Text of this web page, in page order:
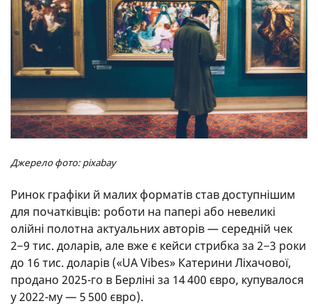
Джерело фото: pixabay
Ринок графіки й малих форматів став доступнішим
для початківців: роботи на папері або невеликі
олійні полотна актуальних авторів — середній чек
2−9 тис. доларів, але вже є кейси стрибка за 2−3 роки
до 16 тис. доларів («UA Vibes» Катерини Ліхачової,
продано 2025-го в Берліні за 14 400 євро, купувалося
у 2022-му — 5 500 євро).